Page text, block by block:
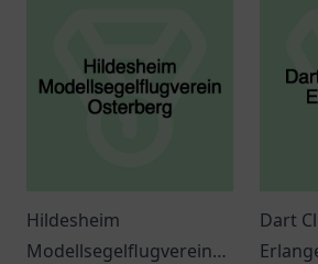
Hildesheim
Modellsegelflugverein
Dart